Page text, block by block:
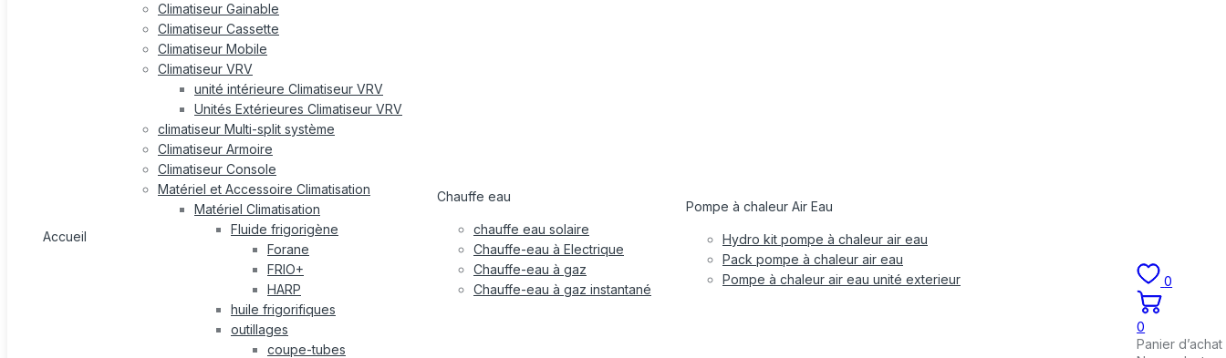
Accueil
Climatiseur Gainable
Climatiseur Cassette
Climatiseur Mobile
Climatiseur VRV
unité intérieure Climatiseur VRV
Unités Extérieures Climatiseur VRV
climatiseur Multi-split système
Climatiseur Armoire
Climatiseur Console
Matériel et Accessoire Climatisation
Matériel Climatisation
Fluide frigorigène
Forane
FRIO+
HARP
huile frigorifiques
outillages
coupe-tubes
Chauffe eau
chauffe eau solaire
Chauffe-eau à Electrique
Chauffe-eau à gaz
Chauffe-eau à gaz instantané
Pompe à chaleur Air Eau
Hydro kit pompe à chaleur air eau
Pack pompe à chaleur air eau
Pompe à chaleur air eau unité exterieur
0
0
Panier d’achat